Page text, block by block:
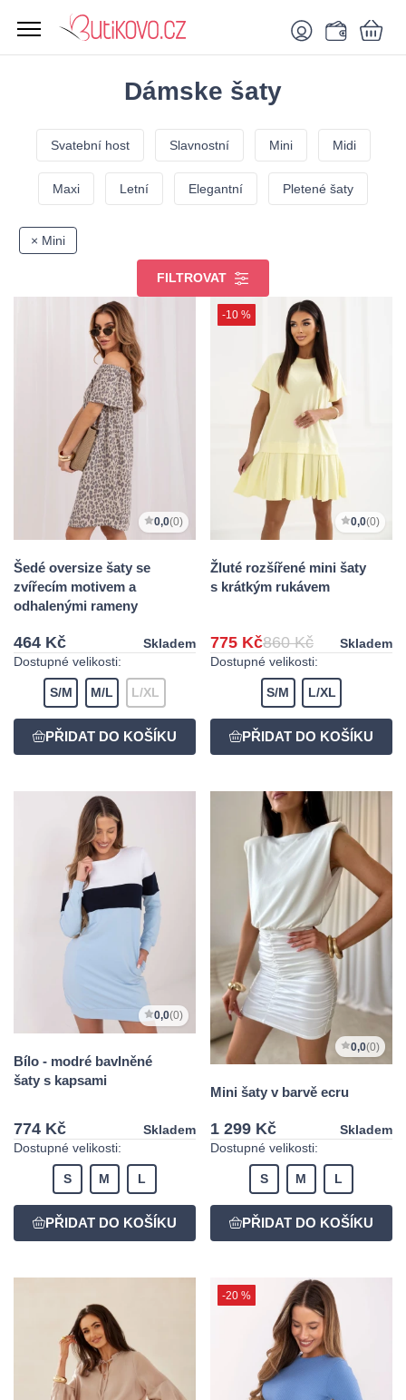
Dámske šaty
Svatební host Slavnostní Mini Midi
Maxi Letní Elegantní Pletené šaty
× Mini
FILTROVAT
0,0(0)
Šedé oversize šaty se
zvířecím motivem a
odhalenými rameny
464 Kč
Skladem
Dostupné velikosti:
S/M M/L L/XL
-10 %
0,0(0)
Žluté rozšířené mini šaty
s krátkým rukávem
775 Kč860 Kč
Skladem
Dostupné velikosti:
S/M L/XL
0,0(0)
Bílo - modré bavlněné
šaty s kapsami
774 Kč
Skladem
Dostupné velikosti:
S M L
0,0(0)
Mini šaty v barvě ecru
1 299 Kč
Skladem
Dostupné velikosti:
S M L
-20 %